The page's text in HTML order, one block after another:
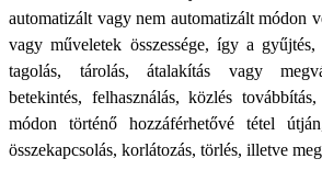
automatizált vagy nem automatizált módon
vagy műveletek összessége, így a gyűjtés,
tagolás, tárolás, átalakítás vagy
betekintés, felhasználás, közlés
módon történő hozzáférhetővé tétel
összekapcsolás, korlátozás, törlés, illetve